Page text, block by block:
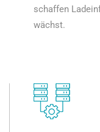
schaffen
wächst.